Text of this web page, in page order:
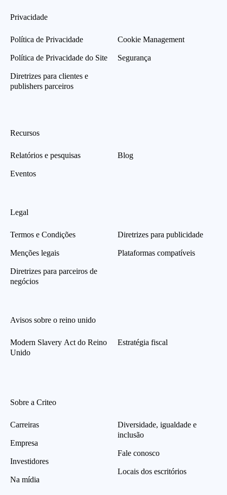
Privacidade
Política de Privacidade
Política de Privacidade do Site
Diretrizes para clientes e
publishers parceiros
Cookie Management
Segurança
Recursos
Relatórios e pesquisas
Eventos
Blog
Legal
Termos e Condições
Menções legais
Diretrizes para parceiros de
negócios
Diretrizes para publicidade
Plataformas compatíveis
Avisos sobre o reino unido
Modern Slavery Act do Reino
Unido
Estratégia fiscal
Sobre a Criteo
Carreiras
Empresa
Investidores
Na mídia
Diversidade, igualdade e
inclusão
Fale conosco
Locais dos escritórios